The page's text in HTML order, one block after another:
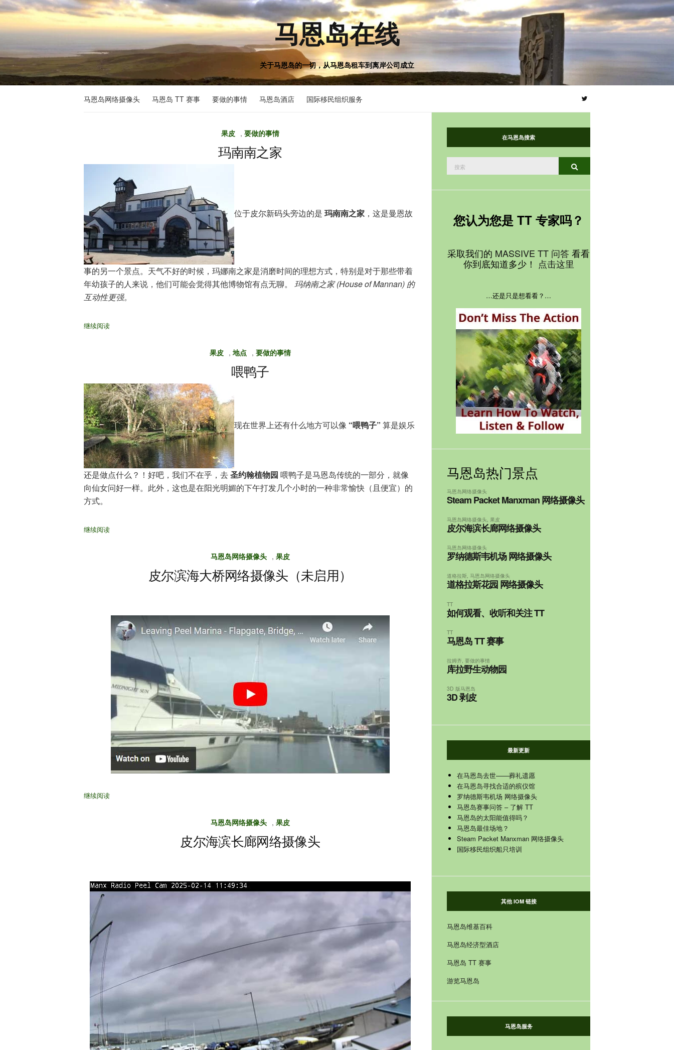
马恩岛在线
关于马恩岛的一切，从马恩岛租车到离岸公司成立
马恩岛网络摄像头 马恩岛 TT 赛事 要做的事情 马恩岛酒店 国际移民组织服务
果皮 , 要做的事情
玛南南之家
位于皮尔新码头旁边的是 玛南南之家 ，这是曼恩故
事的另一个景点。天气不好的时候，玛娜南之家是消磨时间的理想方式，特别是对于那些带着
年幼孩子的人来说，他们可能会觉得其他博物馆有点无聊。 玛纳南之家 (House of Mannan) 的
互动性更强。
继续阅读
果皮 , 地点 , 要做的事情
喂鸭子
现在世界上还有什么地方可以像 “喂鸭子” 算是娱乐
还是做点什么？！好吧，我们不在乎，去圣约翰植物园 喂鸭子是马恩岛传统的一部分，就像
向仙女问好一样。此外，这也是在阳光明媚的下午打发几个小时的一种非常愉快（且便宜）的
方式。
继续阅读
马恩岛网络摄像头 , 果皮
皮尔滨海大桥网络摄像头（未启用）
继续阅读
马恩岛网络摄像头 , 果皮
皮尔海滨长廊网络摄像头
在马恩岛搜索
索：
搜索
您认为您是 TT 专家吗？
采取我们的 MASSIVE TT 问答 看看
你到底知道多少！ 点击这里
…还是只是想看看？…
马恩岛热门景点
马恩岛网络摄像头
Steam Packet Manxman 网络摄像头
马恩岛网络摄像头,果皮
皮尔海滨长廊网络摄像头
马恩岛网络摄像头
罗纳德斯韦机场 网络摄像头
道格拉斯,马恩岛网络摄像头
道格拉斯花园 网络摄像头
TT
如何观看、收听和关注 TT
TT
马恩岛 TT 赛事
拉姆齐,要做的事情
库拉野生动物园
3D 版马恩岛
3D 剥皮
最新更新
在马恩岛去世——葬礼遗愿
在马恩岛寻找合适的殡仪馆
罗纳德斯韦机场 网络摄像头
马恩岛赛事问答 – 了解 TT
马恩岛的太阳能值得吗？
马恩岛最佳场地？
Steam Packet Manxman 网络摄像头
国际移民组织船只培训
其他 IOM 链接
马恩岛维基百科
马恩岛经济型酒店
马恩岛 TT 赛事
游览马恩岛
马恩岛服务